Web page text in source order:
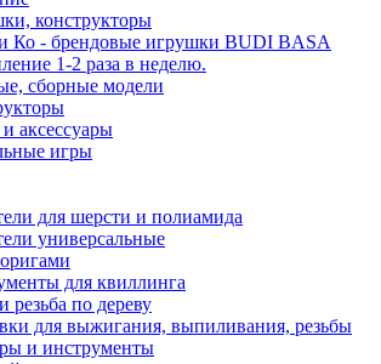
конструкторы
Ко - брендовые игрушки BUDI BASA
1-2 раза в неделю.
сборные модели
аксессуары
игры
для шерсти и полиамида
универсальные
для квиллинга
по дереву
для выжигания, выпиливания, резьбы
и инструменты